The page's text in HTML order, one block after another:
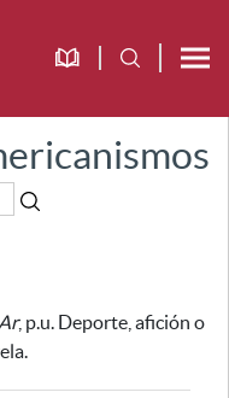
Ar, p.u. Deporte, afición o